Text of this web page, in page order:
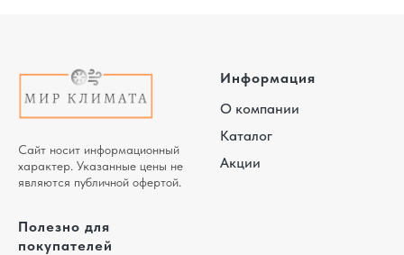
Сайт носит информационный
характер. Указанные цены не
являются публичной офертой.
Информация
О компании
Каталог
Акции
Полезно для
покупателей